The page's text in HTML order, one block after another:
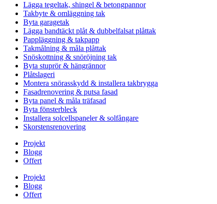
Lägga tegeltak, shingel & betongpannor
Takbyte & omläggning tak
Byta garagetak
Lägga bandtäckt plåt & dubbelfalsat plåttak
Pappläggning & takpapp
Takmålning & måla plåttak
Snöskottning & snöröjning tak
Byta stuprör & hängrännor
Plåtslageri
Montera snörasskydd & installera takbrygga
Fasadrenovering & putsa fasad
Byta panel & måla träfasad
Byta fönsterbleck
Installera solcellspaneler & solfångare
Skorstensrenovering
Projekt
Blogg
Offert
Projekt
Blogg
Offert